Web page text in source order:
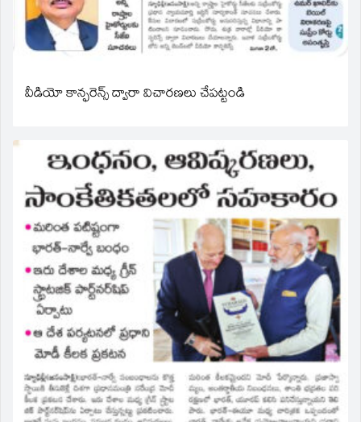
వీడియో కాన్ఫరెన్స్ ద్వారా విచారణలు చేపట్టండి